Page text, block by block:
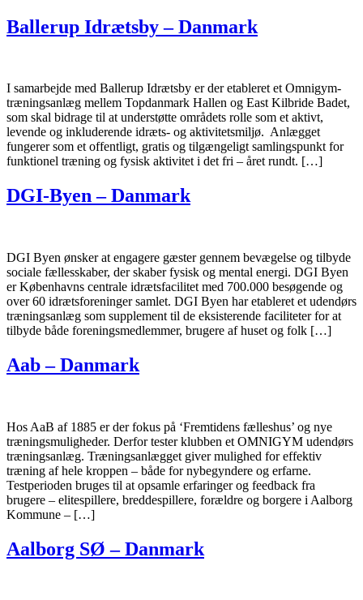
Ballerup Idrætsby – Danmark
I samarbejde med Ballerup Idrætsby er der etableret et Omnigym-
træningsanlæg mellem Topdanmark Hallen og East Kilbride Badet,
som skal bidrage til at understøtte områdets rolle som et aktivt,
levende og inkluderende idræts- og aktivitetsmiljø. Anlægget
fungerer som et offentligt, gratis og tilgængeligt samlingspunkt for
funktionel træning og fysisk aktivitet i det fri – året rundt. […]
DGI-Byen – Danmark
DGI Byen ønsker at engagere gæster gennem bevægelse og tilbyde
sociale fællesskaber, der skaber fysisk og mental energi. DGI Byen
er Københavns centrale idrætsfacilitet med 700.000 besøgende og
over 60 idrætsforeninger samlet. DGI Byen har etableret et udendørs
træningsanlæg som supplement til de eksisterende faciliteter for at
tilbyde både foreningsmedlemmer, brugere af huset og folk […]
Aab – Danmark
Hos AaB af 1885 er der fokus på ‘Fremtidens fælleshus’ og nye
træningsmuligheder. Derfor tester klubben et OMNIGYM udendørs
træningsanlæg. Træningsanlægget giver mulighed for effektiv
træning af hele kroppen – både for nybegyndere og erfarne.
Testperioden bruges til at opsamle erfaringer og feedback fra
brugere – elitespillere, breddespillere, forældre og borgere i Aalborg
Kommune – […]
Aalborg SØ – Danmark